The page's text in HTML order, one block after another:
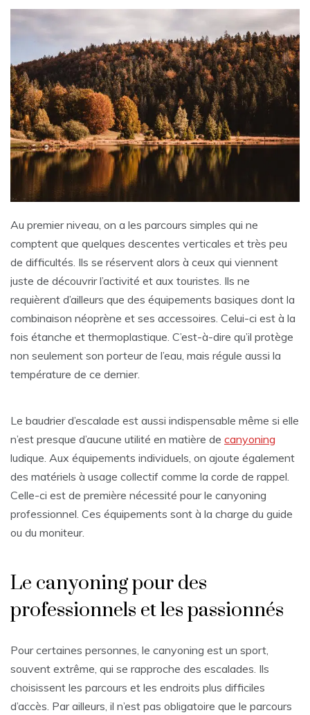
Au premier niveau, on a les parcours simples qui ne
comptent que quelques descentes verticales et très peu
de difficultés. Ils se réservent alors à ceux qui viennent
juste de découvrir l’activité et aux touristes. Ils ne
requièrent d’ailleurs que des équipements basiques dont la
combinaison néoprène et ses accessoires. Celui-ci est à la
fois étanche et thermoplastique. C’est-à-dire qu’il protège
non seulement son porteur de l’eau, mais régule aussi la
température de ce dernier.
Le baudrier d’escalade est aussi indispensable même si elle
n’est presque d’aucune utilité en matière de canyoning
ludique. Aux équipements individuels, on ajoute également
des matériels à usage collectif comme la corde de rappel.
Celle-ci est de première nécessité pour le canyoning
professionnel. Ces équipements sont à la charge du guide
ou du moniteur.
Le canyoning pour des
professionnels et les passionnés
Pour certaines personnes, le canyoning est un sport,
souvent extrême, qui se rapproche des escalades. Ils
choisissent les parcours et les endroits plus difficiles
d’accès. Par ailleurs, il n’est pas obligatoire que le parcours